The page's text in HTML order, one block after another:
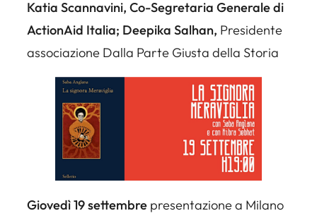
Katia Scannavini, Co-Segretaria Generale di
ActionAid Italia; Deepika Salhan, Presidente
associazione Dalla Parte Giusta della Storia
Giovedì 19 settembre presentazione a Milano